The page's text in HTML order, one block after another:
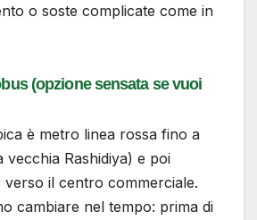
o soste complicate come in
(opzione sensata se vuoi
è metro linea rossa fino a
vecchia Rashidiya) e poi
il centro commerciale.
cambiare nel tempo: prima di